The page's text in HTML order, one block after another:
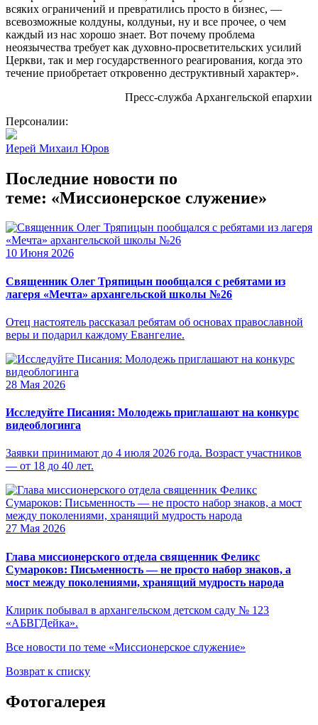
всяких ограничений и превратились просто в бизнес, —
всевозможные колдуны, колдуньи, ну и все прочее, о чем
каждый из нас хорошо знает. Вот почему проблема
неоязычества требует как духовно-просветительских усилий
Церкви, так и мер государственного реагирования, когда это
течение приобретает откровенно деструктивный характер».
Пресс-служба Архангельской епархии
Персоналии:
Иерей Михаил Юров
Последние новости по
теме: «Миссионерское служение»
10 Июня 2026
Священник Олег Тряпицын пообщался с ребятами из
лагеря «Мечта» архангельской школы №26
Отец настоятель рассказал ребятам об основах православной
веры и подарил каждому Евангелие.
28 Мая 2026
Исследуйте Писания: Молодежь приглашают на конкурс
видеоблогинга
Заявки принимают до 4 июля 2026 года. Возраст участников
— от 18 до 40 лет.
27 Мая 2026
Глава миссионерского отдела священник Феликс
Сумароков: Письменность — не просто набор знаков, а
мост между поколениями, хранящий мудрость народа
Клирик побывал в архангельском детском саду № 123
«АБВГДейка».
Все новости по теме «Миссионерское служение»
Возврат к списку
Фотогалерея